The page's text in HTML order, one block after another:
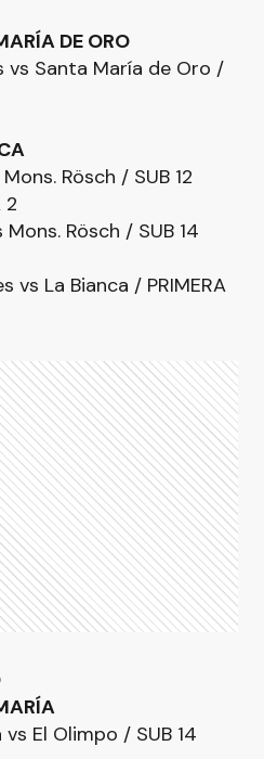
DE ORO
vs Santa María de Oro /
Rösch / SUB 12
2
Rösch / SUB 14
vs La Bianca / PRIMERA
El Olimpo / SUB 14